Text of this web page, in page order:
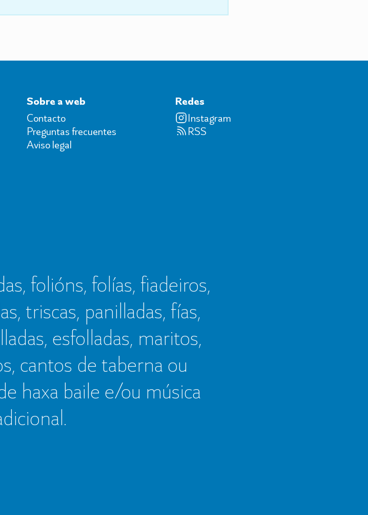
Sobre a web
Contacto
Preguntas frecuentes
Aviso legal
Redes
Instagram
RSS
folións, folías, fiadeiros,
triscas, panilladas, fías,
esfolladas, maritos,
cantos de taberna ou
haxa baile e/ou música